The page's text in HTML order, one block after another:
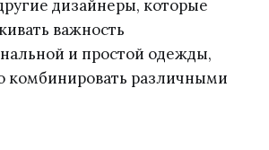
дизайнеры, которые
важность
и простой одежды,
комбинировать различными